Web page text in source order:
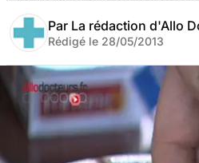
Par La rédaction d'Allo
Rédigé le 28/05/2013